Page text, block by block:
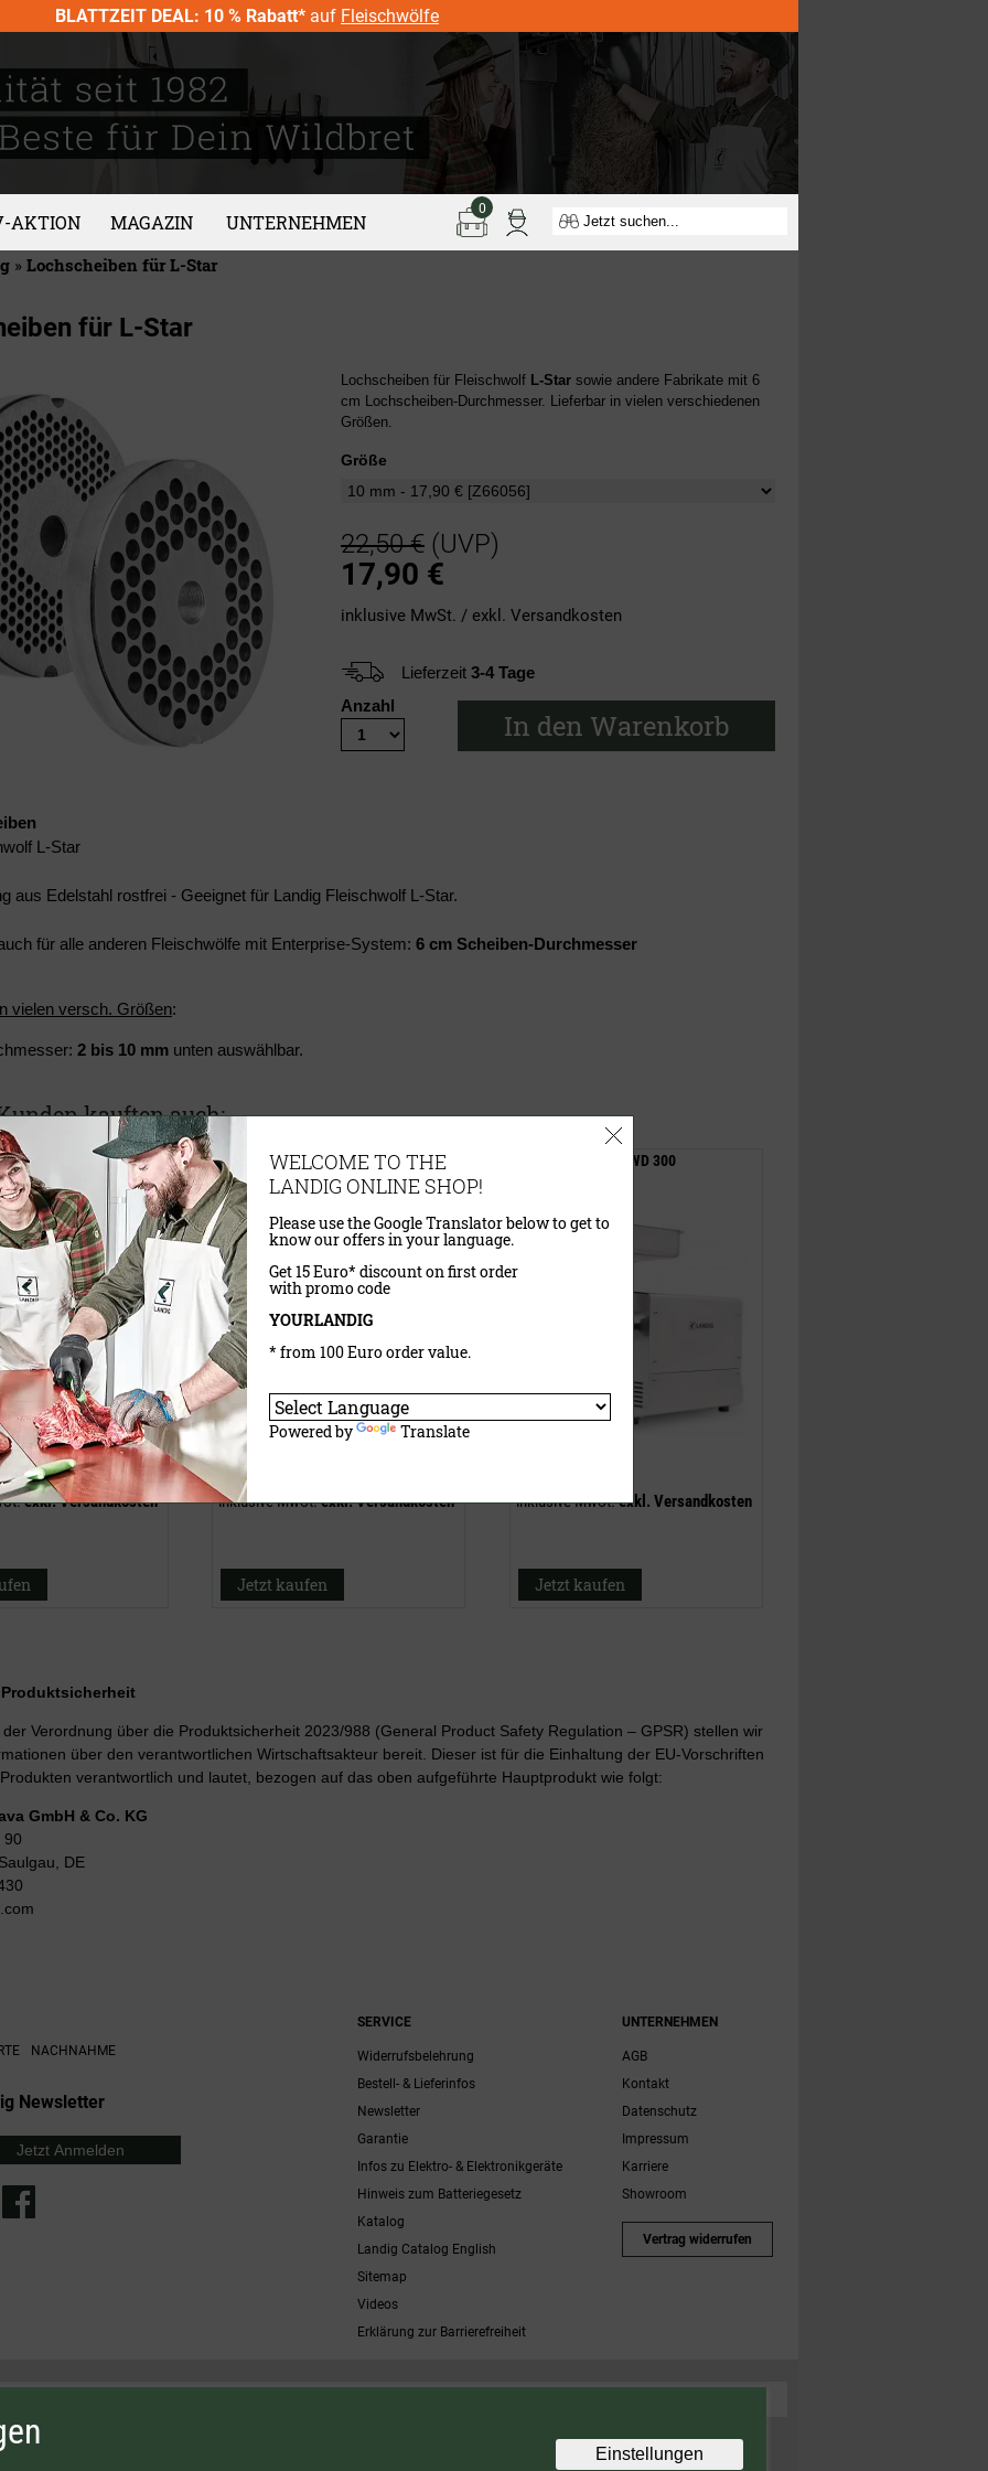
BLATTZEIT DEAL: 10 % Rabatt* auf Fleischwölfe
AKTION MAGAZIN UNTERNEHMEN
0
» Lochscheiben für L-Star
für L-Star
Lochscheiben für Fleischwolf L-Star sowie andere Fabrikate mit 6
cm Lochscheiben-Durchmesser. Lieferbar in vielen verschiedenen
Größen.
Größe
22,50 € (UVP)
17,90 €
inklusive MwSt. / exkl. Versandkosten
Lieferzeit 3-4 Tage
Anzahl
In den Warenkorb
L-Star
aus Edelstahl rostfrei - Geeignet für Landig Fleischwolf L-Star.
für alle anderen Fleischwölfe mit Enterprise-System: 6 cm Scheiben-Durchmesser
vielen versch. Größen:
2 bis 10 mm unten auswählbar.
kauften auch:
für L-Star
exkl.Versandkosten
Wurstfülltrichter 3-er Set für L-Star
23,90 €
19,90 €
inklusive MwSt.exkl.Versandkosten
Jetzt kaufen
Profi-Fleischwolf WD 300
inklusive MwSt.exkl. Versandkosten
Jetzt kaufen
Verordnung über die Produktsicherheit 2023/988 (General Product Safety Regulation – GPSR) stellen wir
über den verantwortlichen Wirtschaftsakteur bereit. Dieser ist für die Einhaltung der EU-Vorschriften
verantwortlich und lautet, bezogen auf das oben aufgeführte Hauptprodukt wie folgt:
GmbH & Co. KG
90
DE
NACHNAHME
Newsletter
Jetzt Anmelden
SERVICE
Widerrufsbelehrung
Bestell- & Lieferinfos
Newsletter
Garantie
Infos zu Elektro- & Elektronikgeräte
Hinweis zum Batteriegesetz
Katalog
Landig Catalog English
Sitemap
Videos
Erklärung zur Barrierefreiheit
UNTERNEHMEN
AGB
Kontakt
Datenschutz
Impressum
Karriere
Showroom
Vertrag widerrufen
Nicht mit anderen Gutscheinaktionen kombinierbar. Nur gültig für Fleischwölfe und ausgewählte Zubehörartikel. Nicht einlösbar auf bereits rabattierte
WELCOME TO THE
LANDIG ONLINE SHOP!
Please use the Google Translator below to get to
know our offers in your language.
Get 15 Euro* discount on first order
with promo code
YOURLANDIG
* from 100 Euro order value.
Powered by Translate
Einstellungen